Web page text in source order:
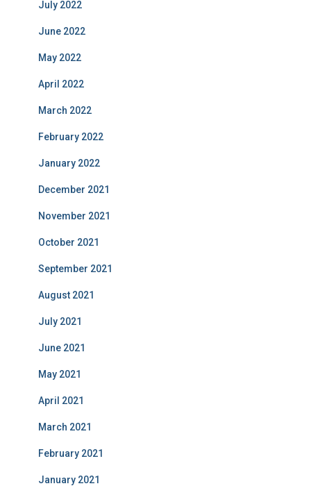
July 2022
June 2022
May 2022
April 2022
March 2022
February 2022
January 2022
December 2021
November 2021
October 2021
September 2021
August 2021
July 2021
June 2021
May 2021
April 2021
March 2021
February 2021
January 2021